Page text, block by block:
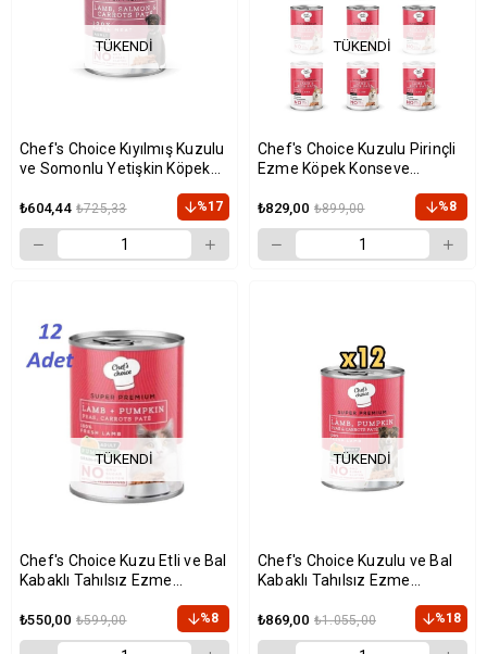
TÜKENDI
Chef's Choice Kıyılmış Kuzulu
ve Somonlu Yetişkin Köpek
₺604,44 ₺725,33 %17
TÜKENDI
Chef's Choice Kuzulu Pirinçli
Ezme Köpek Konseve
₺829,00 ₺899,00 %8
TÜKENDI
Chef's Choice Kuzu Etli ve Bal
Kabaklı Tahılsız Ezme
400gr x 12 Adet
₺550,00 ₺599,00 %8
TÜKENDI
Chef's Choice Kuzulu ve Bal
Kabaklı Tahılsız Ezme
400gr x 12 Adet
₺869,00 ₺1.055,00 %18